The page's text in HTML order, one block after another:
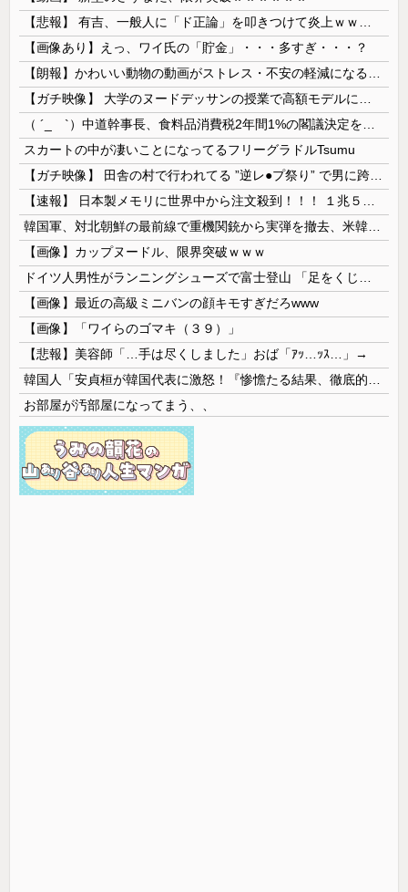
【画像あり】えっ、ワイ氏の「貯金」・・・多すぎ・・・？
スカートの中が凄いことになってるフリーグラドルTsumu
【画像】カップヌードル、限界突破ｗｗｗ
【画像】最近の高級ミニバンの顔キモすぎだろwww
【画像】「ワイらのゴマキ（３９）」
【悲報】美容師「…手は尽くしました」おば「ｱｯ…ｯｽ…」→
お部屋が汚部屋になってまう、、